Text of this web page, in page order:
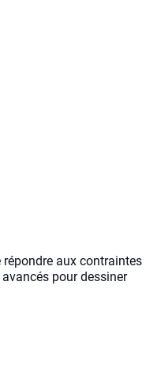
aux contraintes
pour dessiner